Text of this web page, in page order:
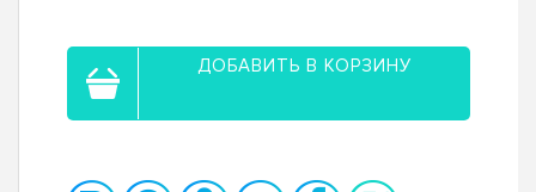
ДОБАВИТЬ В КОРЗИНУ